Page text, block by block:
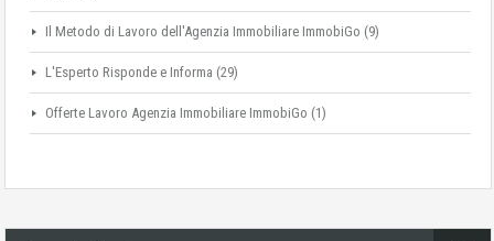
Il Metodo di Lavoro dell'Agenzia Immobiliare ImmobiGo (9)
L'Esperto Risponde e Informa (29)
Offerte Lavoro Agenzia Immobiliare ImmobiGo (1)